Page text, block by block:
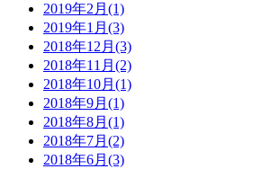
2019年2月(1)
2019年1月(3)
2018年12月(3)
2018年11月(2)
2018年10月(1)
2018年9月(1)
2018年8月(1)
2018年7月(2)
2018年6月(3)